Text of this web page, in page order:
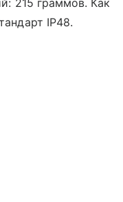
215 граммов. Как
IP48.